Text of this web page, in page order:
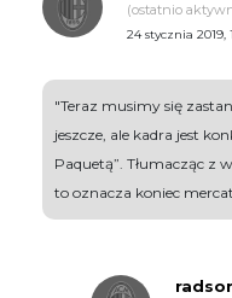
(ostatnio
24 stycznia 2019,
"Teraz musimy się
jeszcze, ale kadra jest
Paquetą”. Tłumacząc z
to oznacza koniec